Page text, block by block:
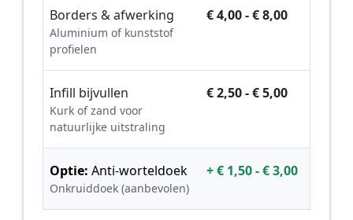
Borders & afwerking
Aluminium of kunststof
profielen
€ 4,00 - € 8,00
Infill bijvullen
Kurk of zand voor
natuurlijke uitstraling
€ 2,50 - € 5,00
Optie: Anti-worteldoek
Onkruiddoek (aanbevolen)
+ € 1,50 - € 3,00